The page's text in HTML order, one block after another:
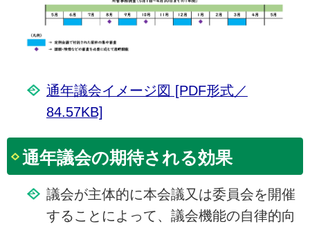
通年議会イメージ図 [PDF形式／
84.57KB]
通年議会の期待される効果
議会が主体的に本会議又は委員会を開催
することによって、議会機能の自律的向